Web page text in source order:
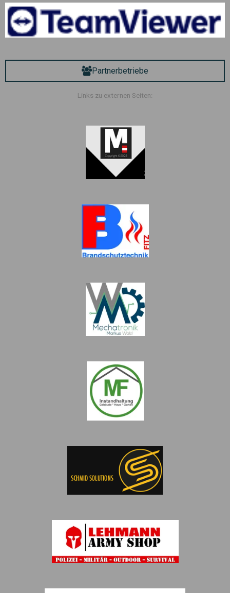
Partnerbetriebe
Links zu externen Seiten: